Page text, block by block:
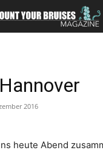
2016
heute Abend